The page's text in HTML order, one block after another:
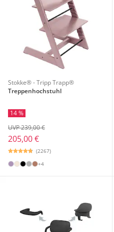
Stokke® - Tripp Trapp®
Treppenhochstuhl
14 %
205,00 €
UVP 239,00 €
(2267)
+4